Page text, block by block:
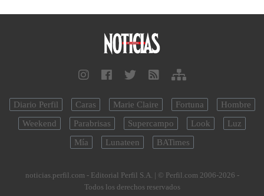
Diario Perfil Caras Marie Claire Fortuna
Hombre
Weekend
Parabrisas Supercampo Look
Luz
Mía
Lunateen BATimes
noticias.perfil.com - Editorial Perfil S.A. | © Perfil.com 2006-2026 -
Todos los derechos reservados